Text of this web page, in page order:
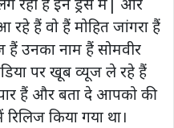
हैं वो हैं मोहित जांगरा हैं
उनका नाम हैं सोमवीर
पर खूब व्यूज ले रहे हैं
हैं और बता दे आपको की
किया गया था।